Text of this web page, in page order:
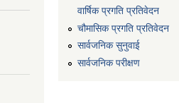
वार्षिक प्रगति प्रतिवेदन
चौमासिक प्रगति प्रतिवेदन
सार्वजनिक सुनुवाई
सार्वजनिक परीक्षण